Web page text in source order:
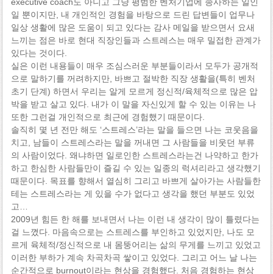
일 뿐이지만, 내 개인적인 경험을 바탕으로 드린 답변들이 업무나
일상 생활에 많은 도움이 되고 있다는 감사 메일을 받으면서 요새
느끼는 점은 바로 현대 직장인들과 스트레스는 매우 밀접한 관계가
있다는 것이다.
실은 이런 내용들이 매우 조심스러운 부분들이라서 모두가 공개적
으로 말하기를 꺼려하지만, 바쁘고 절박한 직장 생활을(특히 벤처
초기 단계) 하면서 우리는 알게 모르게 정신적/육체적으로 많은 압
박을 받고 살고 있다. 내가 이 말을 자신있게 할 수 있는 이유는 나
또한 그런걸 개인적으로 최근에 경험했기 때문이다.
솔직히 몇 년 전만 해도 ‘스트레스’라는 말을 들으면 나는 코웃음을
치고, 남들이 스트레스라는 말을 꺼내면 그 사람들을 비웃던 부류
의 사람이었다. 왜냐하면 일로인한 스트레스라는건 나약하고 한가
하고 한심한 사람들만이 즐길 수 있는 일종의 럭셔리라고 생각했기
때문이다. 목표를 향해서 열심히 그리고 바쁘게 살아가는 사람들한
테는 스트레스라는 게 있을 수가 없다고 생각을 했던 부분도 있었
고…
2009년 힘든 한 해를 보내면서 나는 이런 내 생각이 많이 틀렸다는
걸 느꼈다. 마음속으로는 스트레스를 부인하고 있었지만, 나도 모
르게 육체적/정신적으로 내 몸뚱어리는 삶의 무게를 느끼고 있었고
이러한 부하가 계속 차곡차곡 쌓이고 있었다. 그리고 어느 날 나는
순간적으로 burnout이라는 현상을 경험했다. 처음 경험하는 현상